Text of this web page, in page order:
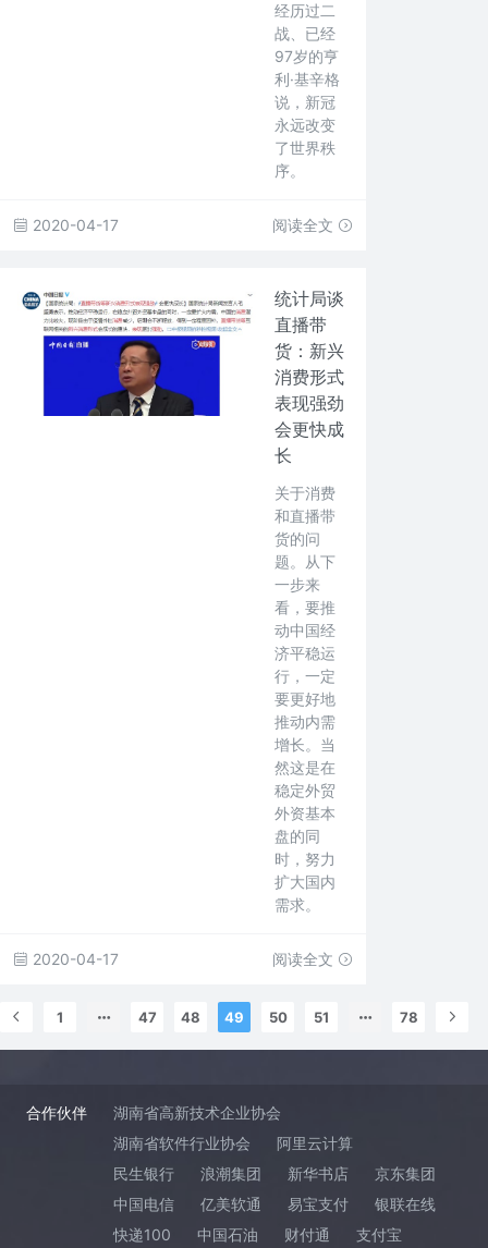
经历过二
战、已经
97岁的亨
利·基辛格
说，新冠
永远改变
了世界秩
序。
2020-04-17 阅读全文
统计局谈
直播带
货：新兴
消费形式
表现强劲
会更快成
长
关于消费
和直播带
货的问
题。从下
一步来
看，要推
动中国经
济平稳运
行，一定
要更好地
推动内需
增长。当
然这是在
稳定外贸
外资基本
盘的同
时，努力
扩大国内
需求。
2020-04-17 阅读全文
1 47 48 49 50 51 78
合作伙伴
湖南省高新技术企业协会
湖南省软件行业协会
阿里云计算
民生银行
浪潮集团 新华书店
京东集团
中国电信
亿美软通 易宝支付
银联在线
快递100
中国石油 财付通
支付宝